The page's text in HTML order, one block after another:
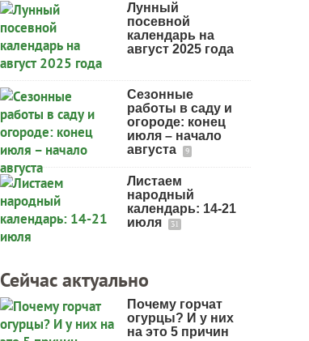
Лунный
посевной
календарь на
август 2025 года
Сезонные
работы в саду и
огороде: конец
июля – начало
августа
9
Листаем
народный
календарь: 14-21
июля
31
Сейчас актуально
Почему горчат
огурцы? И у них
на это 5 причин